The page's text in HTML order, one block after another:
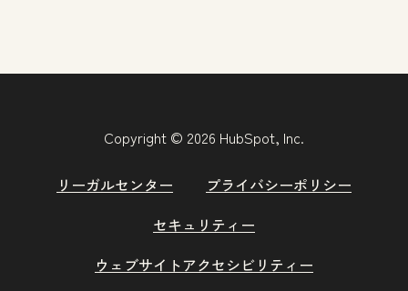
Copyright © 2026 HubSpot, Inc.
リーガルセンター
プライバシーポリシー
セキュリティー
ウェブサイトアクセシビリティー